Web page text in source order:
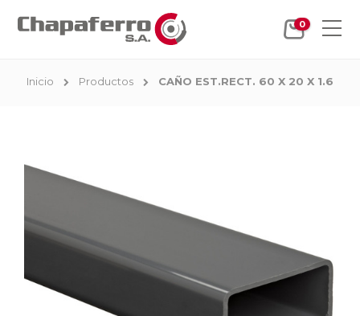
0
Inicio Productos CAÑO EST.RECT. 60 X 20 X 1.6